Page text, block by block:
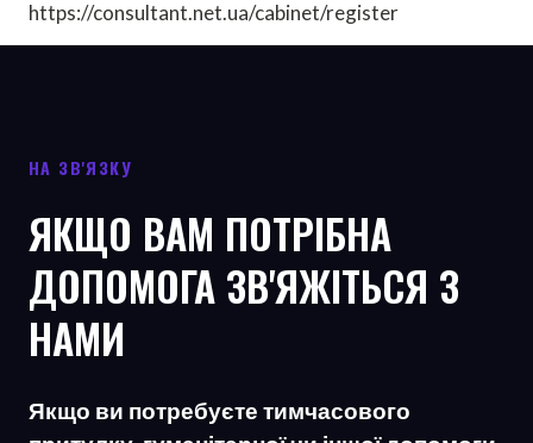
https://consultant.net.ua/cabinet/register
НА ЗВ'ЯЗКУ
ЯКЩО ВАМ ПОТРІБНА
ДОПОМОГА ЗВ'ЯЖІТЬСЯ З
НАМИ
Якщо ви потребуєте тимчасового